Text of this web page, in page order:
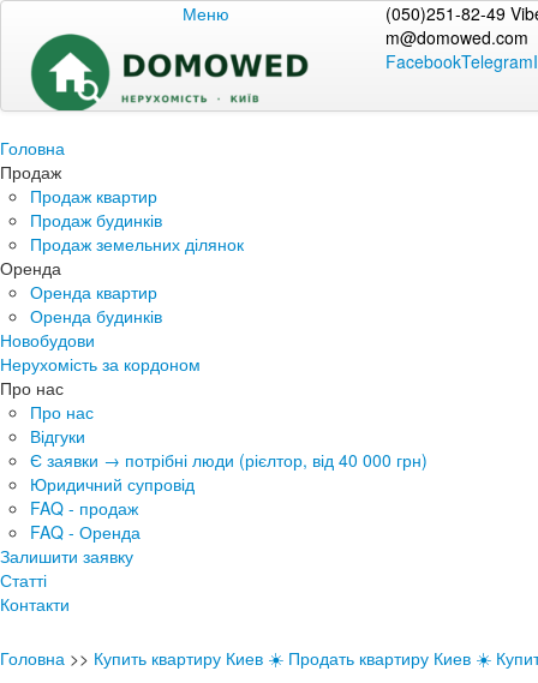
Меню
(050)251-82-49
m@domowed.com
FacebookTelegram
Головна
Продаж
Продаж квартир
Продаж будинків
Продаж земельних ділянок
Оренда
Оренда квартир
Оренда будинків
Новобудови
Нерухомість за кордоном
Про нас
Про нас
Відгуки
Є заявки → потрібні люди (рієлтор, від 40 000 грн)
Юридичний супровід
FAQ - продаж
FAQ - Оренда
Залишити заявку
Статті
Контакти
Головна >> Купить квартиру Киев ☀️ Продать квартиру Киев ☀️